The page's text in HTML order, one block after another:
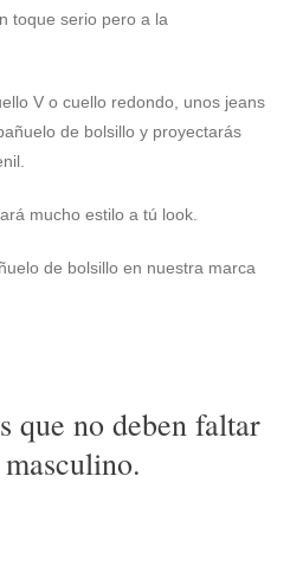
toque serio pero a la
V o cuello redondo, unos jeans
de bolsillo y proyectarás
mucho estilo a tú look.
de bolsillo en nuestra marca
que no deben faltar